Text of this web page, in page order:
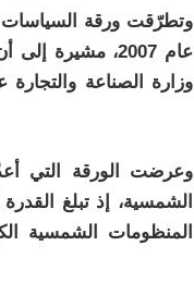
وتطرّقت ورقة السياسات
عام 2007،
وعرضت الورقة التي